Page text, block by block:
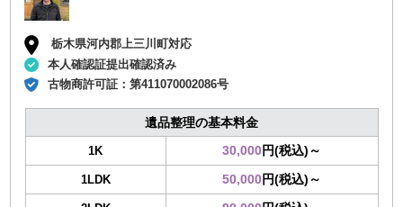
栃木県河内郡上三川町対応
本人確認証提出確認済み
古物商許可証：第411070002086号
遺品整理の基本料金
1K 30,000円(税込)～
1LDK 50,000円(税込)～